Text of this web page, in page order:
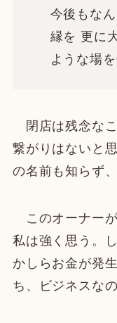
今後もな
縁を 更に
ような場
閉店は残念な
繋がりはないと
の名前も知らず
このオーナー
私は強く思う。
かしらお金が発
ち、ビジネスなの